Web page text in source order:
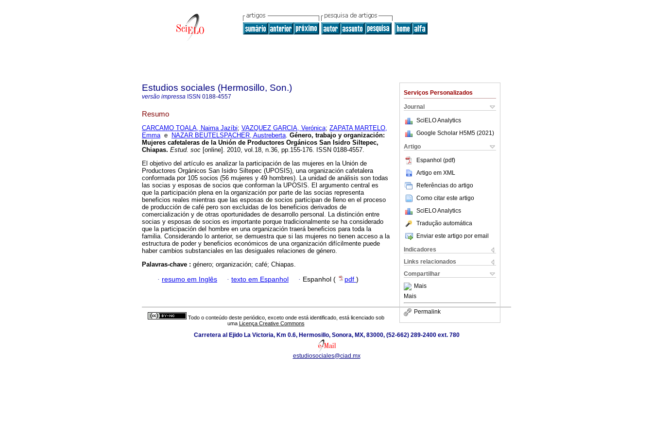
Serviços Personalizados
Journal
SciELO Analytics
Google Scholar H5M5 (2021 )
Artigo
Espanhol (pdf)
Artigo em XML
Referências do artigo
Como citar este artigo
SciELO Analytics
Tradução automática
Enviar este artigo por email
Indicadores
Links relacionados
Compartilhar
Mais
Mais
Permalink
Estudios sociales (Hermosillo, Son.)
versão impressa ISSN 0188-4557
Resumo
CARCAMO TOALA, Naima Jazíbi; VAZQUEZ GARCIA, Verónica; ZAPATA MARTELO,
Emmae NAZAR BEUTELSPACHER, Austreberta. Género, trabajo y organización:
Mujeres cafetaleras de la Unión de Productores Orgánicos San Isidro Siltepec,
Chiapas. Estud. soc [online]. 2010, vol.18, n.36, pp.155-176. ISSN 0188-4557.
El objetivo del artículo es analizar la participación de las mujeres en la Unión de
Productores Orgánicos San Isidro Siltepec (UPOSIS), una organización cafetalera
conformada por 105 socios (56 mujeres y 49 hombres). La unidad de análisis son todas
las socias y esposas de socios que conforman la UPOSIS. El argumento central es
que la participación plena en la organización por parte de las socias representa
beneficios reales mientras que las esposas de socios participan de lleno en el proceso
de producción de café pero son excluidas de los beneficios derivados de
comercialización y de otras oportunidades de desarrollo personal. La distinción entre
socias y esposas de socios es importante porque tradicionalmente se ha considerado
que la participación del hombre en una organización traerá beneficios para toda la
familia. Considerando lo anterior, se demuestra que si las mujeres no tienen acceso a la
estructura de poder y beneficios económicos de una organización difícilmente puede
haber cambios substanciales en las desiguales relaciones de género.
Palavras-chave : género; organización; café; Chiapas.
· resumo em Inglês · texto em Espanhol · Espanhol ( pdf )
Todo o conteúdo deste periódico, exceto onde está identificado, está licenciado sob
uma Licença Creative Commons
Carretera al Ejido La Victoria, Km 0.6, Hermosillo, Sonora, MX, 83000, (52-662) 289-2400 ext. 780
estudiosociales@ciad.mx